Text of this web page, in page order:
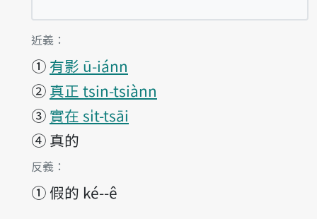
第1項釋義的
近義：
① 有影 ū-iánn
② 真正 tsin-tsiànn
③ 實在 si̍t-tsāi
④ 真的
第1項釋義的
反義：
① 假的 ké--ê